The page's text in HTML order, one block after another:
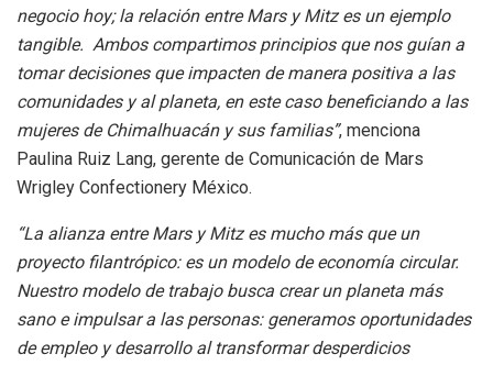
negocio hoy; la relación entre Mars y Mitz es un ejemplo
tangible. Ambos compartimos principios que nos guían a
tomar decisiones que impacten de manera positiva a las
comunidades y al planeta, en este caso beneficiando a las
mujeres de Chimalhuacán y sus familias”, menciona
Paulina Ruiz Lang, gerente de Comunicación de Mars
Wrigley Confectionery México.
“La alianza entre Mars y Mitz es mucho más que un
proyecto filantrópico: es un modelo de economía circular.
Nuestro modelo de trabajo busca crear un planeta más
sano e impulsar a las personas: generamos oportunidades
de empleo y desarrollo al transformar desperdicios